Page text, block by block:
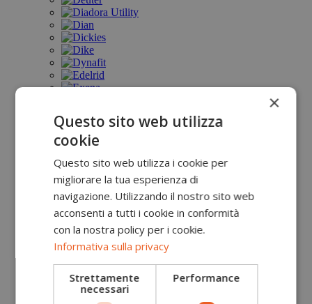
×
Questo sito web utilizza
cookie
Questo sito web utilizza i cookie per
migliorare la tua esperienza di
navigazione. Utilizzando il nostro sito web
acconsenti a tutti i cookie in conformità
con la nostra policy per i cookie.
Informativa sulla privacy
Strettamente
necessari
Performance